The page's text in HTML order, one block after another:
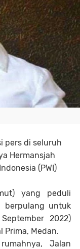
pers di seluruh
Hermansjah
(PWI)
yang peduli
berpulang untuk
2022)
Prima, Medan.
Jalan